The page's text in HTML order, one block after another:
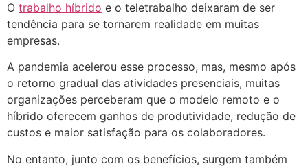
O trabalho híbrido e o teletrabalho deixaram de ser
tendência para se tornarem realidade em muitas
empresas.
A pandemia acelerou esse processo, mas, mesmo após
o retorno gradual das atividades presenciais, muitas
organizações perceberam que o modelo remoto e o
híbrido oferecem ganhos de produtividade, redução de
custos e maior satisfação para os colaboradores.
No entanto, junto com os benefícios, surgem também